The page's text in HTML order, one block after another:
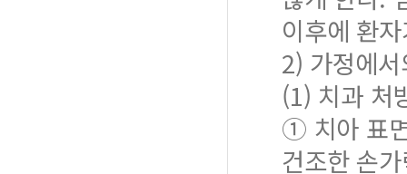
이후에 환
2) 가정에
(1) 치과 처
① 치아 표
건조한 손